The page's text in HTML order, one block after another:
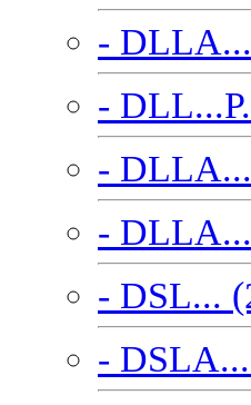
-
-
-
-
- DSL...
-